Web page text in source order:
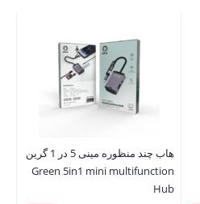
هاب چند منظوره مینی 5 در 1 گرین
Green 5in1 mini multifunction
Hub